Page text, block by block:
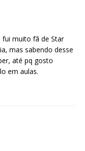
fui muito fã de Star
mas sabendo desse
até pq gosto
em aulas.